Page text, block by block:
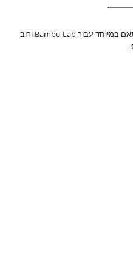
– מותאם במיוחד עבור Bambu Lab ורוב